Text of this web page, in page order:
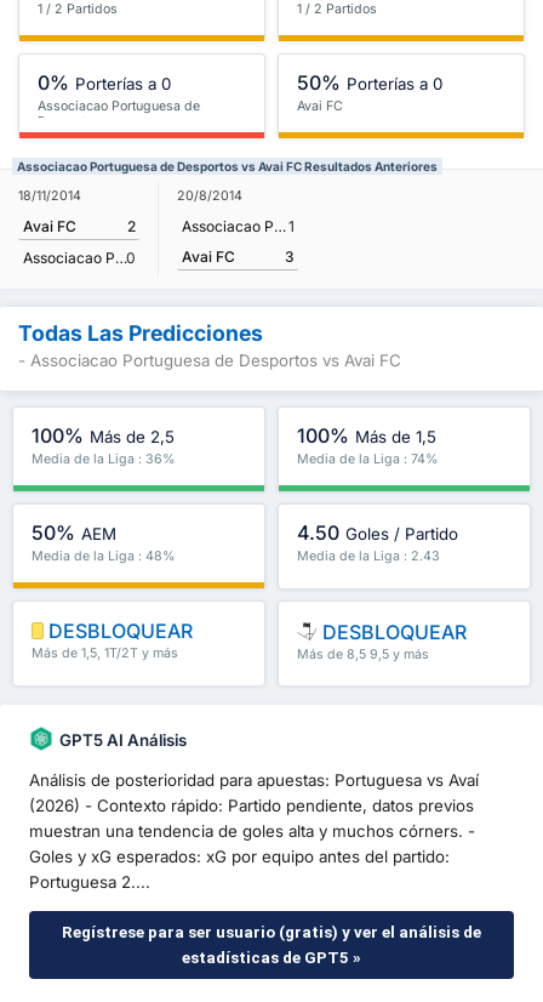
1 / 2 Partidos 1 / 2 Partidos
0% Porterías a 0
Associacao Portuguesa de
Desportos
50% Porterías a 0
Avai FC
Associacao Portuguesa de Desportos vs Avai FC Resultados Anteriores
18/11/2014
Avai FC
2
Associacao Portuguesa de Desportos0
20/8/2014
Associacao Portuguesa de Desportos1
Avai FC
3
Todas Las Predicciones
- Associacao Portuguesa de Desportos vs Avai FC
100% Más de 2,5
Media de la Liga : 36%
100% Más de 1,5
Media de la Liga : 74%
50% AEM
Media de la Liga : 48%
4.50 Goles / Partido
Media de la Liga : 2.43
DESBLOQUEAR
Más de 1,5, 1T/2T y más
DESBLOQUEAR
Más de 8,5 9,5 y más
GPT5 AI Análisis
Análisis de posterioridad para apuestas: Portuguesa vs Avaí
(2026) - Contexto rápido: Partido pendiente, datos previos
muestran una tendencia de goles alta y muchos córners. -
Goles y xG esperados: xG por equipo antes del partido:
Portuguesa 2....
Regístrese para ser usuario (gratis) y ver el análisis de
estadísticas de GPT5 »